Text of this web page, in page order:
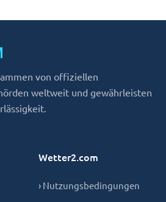
von offiziellen
weltweit und gewährleisten
Wetter2.com
› Nutzungsbedingungen